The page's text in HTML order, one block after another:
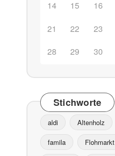
14
15 16
21
22 23
28
29 30
Stichworte
aldi Altenholz
famila Flohmarkt